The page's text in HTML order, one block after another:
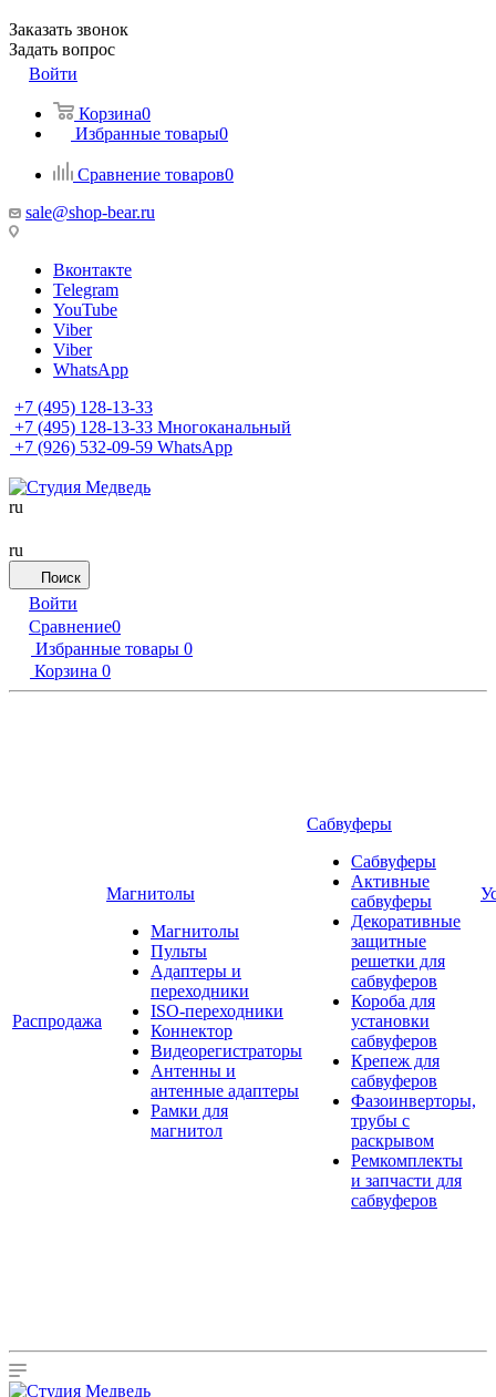
Заказать звонок
Задать вопрос
Войти
Корзина0
Избранные товары0
Сравнение товаров0
sale@shop-bear.ru
Вконтакте
Telegram
YouTube
Viber
Viber
WhatsApp
+7 (495) 128-13-33
+7 (495) 128-13-33 Многоканальный
+7 (926) 532-09-59 WhatsApp
ru
ru
Поиск
Войти
Сравнение0
Избранные товары 0
Корзина 0
Распродажа
Магнитолы
Магнитолы
Пульты
Адаптеры и
переходники
ISO-переходники
Коннектор
Видеорегистраторы
Антенны и
антенные адаптеры
Рамки для
магнитол
Сабвуферы
Сабвуферы
Активные
сабвуферы
Декоративные
защитные
решетки для
сабвуферов
Короба для
установки
сабвуферов
Крепеж для
сабвуферов
Фазоинверторы,
трубы с
раскрывом
Ремкомплекты
и запчасти для
сабвуферов